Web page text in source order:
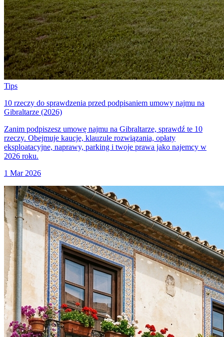
Tips
10 rzeczy do sprawdzenia przed podpisaniem umowy najmu na
Gibraltarze (2026)
Zanim podpiszesz umowę najmu na Gibraltarze, sprawdź te 10
rzeczy. Obejmuje kaucje, klauzule rozwiązania, opłaty
eksploatacyjne, naprawy, parking i twoje prawa jako najemcy w
2026 roku.
1 Mar 2026